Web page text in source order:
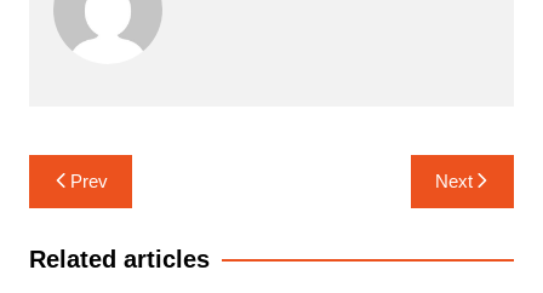
Navigasi
pos
Prev Next
Related articles